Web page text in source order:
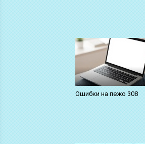
Ошибки на пежо 308